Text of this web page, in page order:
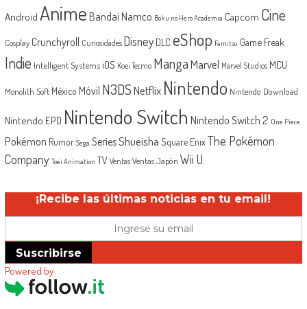
Android Anime Bandai Namco Boku no Hero Academia Capcom Cine
Cosplay Crunchyroll Curiosidades Disney DLC eShop Famitsu Game Freak
Indie Intelligent Systems iOS Koei Tecmo MangaMarvel Marvel Studios MCU
Monolith Soft México Móvil N3DSNetflix Nintendo Nintendo Download
Nintendo EPD Nintendo Switch Nintendo Switch 2 One Piece
Pokémon Rumor Sega SeriesShueisha Square EnixThe Pokémon
Company Toei Animation TV Ventas Ventas Japón Wii U
¡Recibe las últimas noticias en tu email!
Suscribirse
Powered by